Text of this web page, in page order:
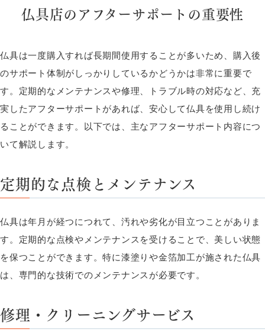
仏具店のアフターサポートの重要性
仏具は一度購入すれば長期間使用することが多いため、購入後
のサポート体制がしっかりしているかどうかは非常に重要で
す。定期的なメンテナンスや修理、トラブル時の対応など、充
実したアフターサポートがあれば、安心して仏具を使用し続け
ることができます。以下では、主なアフターサポート内容につ
いて解説します。
定期的な点検とメンテナンス
仏具は年月が経つにつれて、汚れや劣化が目立つことがありま
す。定期的な点検やメンテナンスを受けることで、美しい状態
を保つことができます。特に漆塗りや金箔加工が施された仏具
は、専門的な技術でのメンテナンスが必要です。
修理・クリーニングサービス